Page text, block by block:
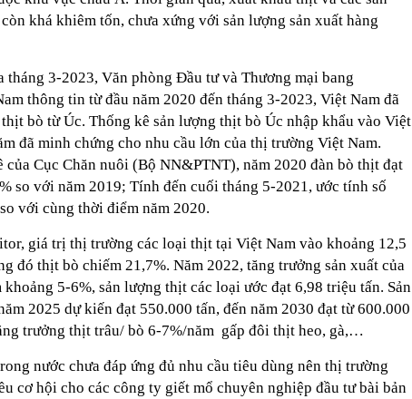
khá khiêm tốn, chưa xứng với sản lượng sản xuất hàng
3-2023, Văn phòng Đầu tư và Thương mại bang
thông tin từ đầu năm 2020 đến tháng 3-2023, Việt Nam đã
bò từ Úc. Thống kê sản lượng thịt bò Úc nhập khẩu vào Việt
đã minh chứng cho nhu cầu lớn của thị trường Việt Nam.
của Cục Chăn nuôi (Bộ NN&PTNT), năm 2020 đàn bò thịt đạt
so với năm 2019; Tính đến cuối tháng 5-2021, ước tính số
với cùng thời điểm năm 2020.
giá trị thị trường các loại thịt tại Việt Nam vào khoảng 12,5
đó thịt bò chiếm 21,7%. Năm 2022, tăng trưởng sản xuất của
5-6%, sản lượng thịt các loại ước đạt 6,98 triệu tấn. Sản
2025 dự kiến đạt 550.000 tấn, đến năm 2030 đạt từ 600.000
trưởng thịt trâu/ bò 6-7%/năm gấp đôi thịt heo, gà,…
nước chưa đáp ứng đủ nhu cầu tiêu dùng nên thị trường
cơ hội cho các công ty giết mổ chuyên nghiệp đầu tư bài bản